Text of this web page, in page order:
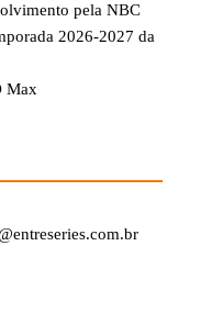
pela NBC
2026-2027 da
Max